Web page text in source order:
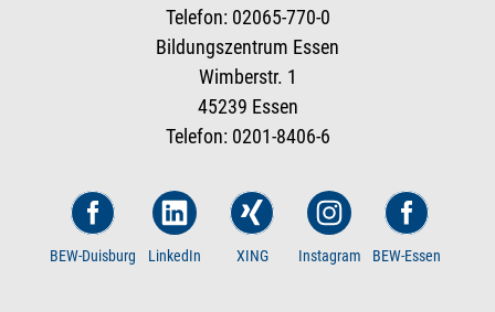
Telefon: 02065-770-0
Bildungszentrum Essen
Wimberstr. 1
45239 Essen
Telefon: 0201-8406-6
BEW-Duisburg LinkedIn XING Instagram BEW-Essen